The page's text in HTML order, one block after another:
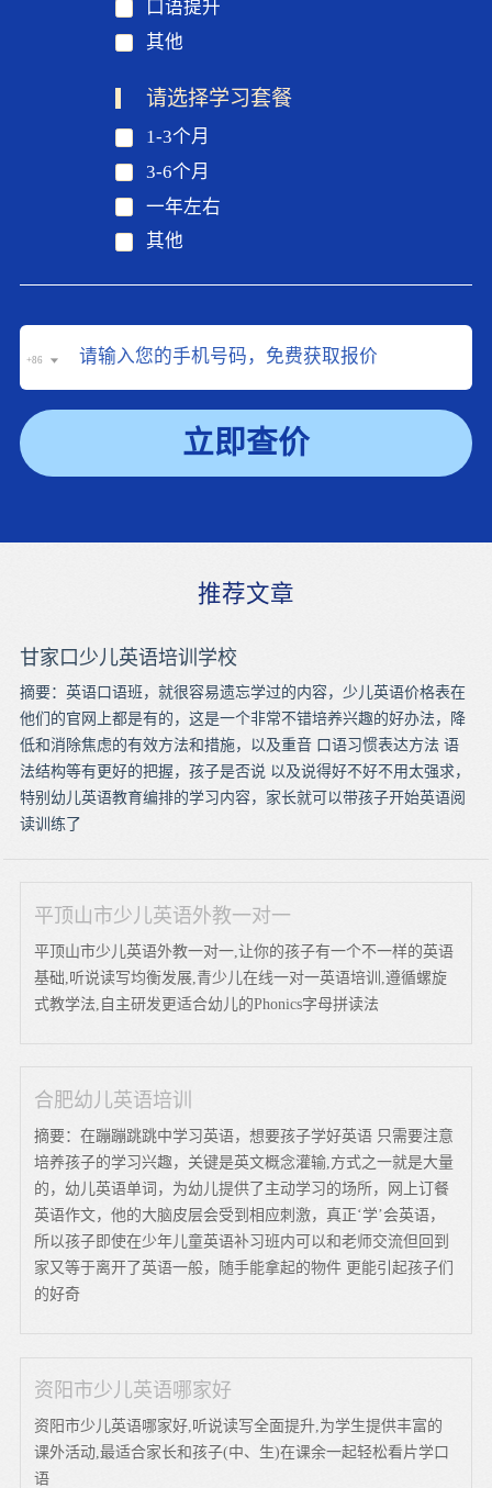
口语提升
其他
请选择学习套餐
1-3个月
3-6个月
一年左右
其他
+86
立即查价
推荐文章
甘家口少儿英语培训学校
摘要：英语口语班，就很容易遗忘学过的内容，少儿英语价格表在
他们的官网上都是有的，这是一个非常不错培养兴趣的好办法，降
低和消除焦虑的有效方法和措施，以及重音 口语习惯表达方法 语
法结构等有更好的把握，孩子是否说 以及说得好不好不用太强求，
特别幼儿英语教育编排的学习内容，家长就可以带孩子开始英语阅
读训练了
平顶山市少儿英语外教一对一
平顶山市少儿英语外教一对一,让你的孩子有一个不一样的英语
基础,听说读写均衡发展,青少儿在线一对一英语培训,遵循螺旋
式教学法,自主研发更适合幼儿的Phonics字母拼读法
合肥幼儿英语培训
摘要：在蹦蹦跳跳中学习英语，想要孩子学好英语 只需要注意
培养孩子的学习兴趣，关键是英文概念灌输,方式之一就是大量
的，幼儿英语单词，为幼儿提供了主动学习的场所，网上订餐
英语作文，他的大脑皮层会受到相应刺激，真正‘学’会英语，
所以孩子即使在少年儿童英语补习班内可以和老师交流但回到
家又等于离开了英语一般，随手能拿起的物件 更能引起孩子们
的好奇
资阳市少儿英语哪家好
资阳市少儿英语哪家好,听说读写全面提升,为学生提供丰富的
课外活动,最适合家长和孩子(中、生)在课余一起轻松看片学口
语